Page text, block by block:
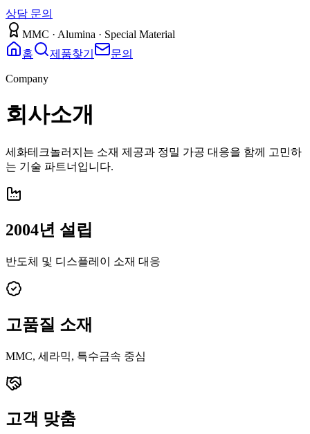
상담 문의
MMC · Alumina · Special Material
홈
제품찾기 문의
Company
회사소개
세화테크놀러지는 소재 제공과 정밀 가공 대응을 함께 고민하
는 기술 파트너입니다.
2004년 설립
반도체 및 디스플레이 소재 대응
고품질 소재
MMC, 세라믹, 특수금속 중심
고객 맞춤